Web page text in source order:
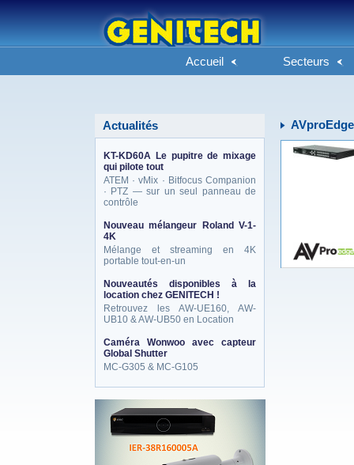
Accueil Secteurs
Actualités
KT-KD60A Le pupitre de mixage
qui pilote tout
ATEM · vMix · Bitfocus Companion
· PTZ — sur un seul panneau de
contrôle
Nouveau mélangeur Roland V-1-
4K
Mélange et streaming en 4K
portable tout-en-un
Nouveautés disponibles à la
location chez GENITECH !
Retrouvez les AW-UE160, AW-
UB10 & AW-UB50 en Location
Caméra Wonwoo avec capteur
Global Shutter
MC-G305 & MC-G105
AVproEdge